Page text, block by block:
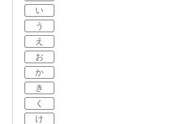
い
う
え
お
か
き
く
け